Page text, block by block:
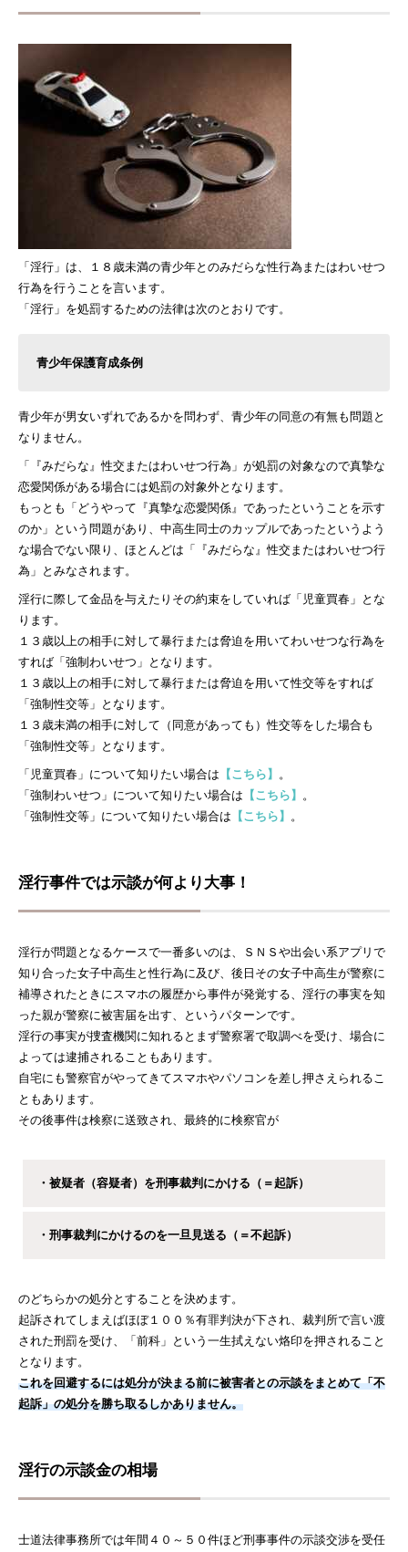
「淫行」は、１８歳未満の青少年とのみだらな性行為またはわいせつ
行為を行うことを言います。
「淫行」を処罰するための法律は次のとおりです。
青少年保護育成条例
青少年が男女いずれであるかを問わず、青少年の同意の有無も問題と
なりません。
「『みだらな』性交またはわいせつ行為」が処罰の対象なので真摯な
恋愛関係がある場合には処罰の対象外となります。
もっとも「どうやって『真摯な恋愛関係』であったということを示す
のか」という問題があり、中高生同士のカップルであったというよう
な場合でない限り、ほとんどは「『みだらな』性交またはわいせつ行
為」とみなされます。
淫行に際して金品を与えたりその約束をしていれば「児童買春」とな
ります。
１３歳以上の相手に対して暴行または脅迫を用いてわいせつな行為を
すれば「強制わいせつ」となります。
１３歳以上の相手に対して暴行または脅迫を用いて性交等をすれば
「強制性交等」となります。
１３歳未満の相手に対して（同意があっても）性交等をした場合も
「強制性交等」となります。
「児童買春」について知りたい場合は 【こちら】 。
「強制わいせつ」について知りたい場合は 【こちら】 。
「強制性交等」について知りたい場合は 【こちら】 。
淫行事件では示談が何より大事！
淫行が問題となるケースで一番多いのは、ＳＮＳや出会い系アプリで
知り合った女子中高生と性行為に及び、後日その女子中高生が警察に
補導されたときにスマホの履歴から事件が発覚する、淫行の事実を知
った親が警察に被害届を出す、というパターンです。
淫行の事実が捜査機関に知れるとまず警察署で取調べを受け、場合に
よっては逮捕されることもあります。
自宅にも警察官がやってきてスマホやパソコンを差し押さえられるこ
ともあります。
その後事件は検察に送致され、最終的に検察官が
・被疑者（容疑者）を刑事裁判にかける（＝起訴）
・刑事裁判にかけるのを一旦見送る（＝不起訴）
のどちらかの処分とすることを決めます。
起訴されてしまえばほぼ１００％有罪判決が下され、裁判所で言い渡
された刑罰を受け、「前科」という一生拭えない烙印を押されること
となります。
これを回避するには処分が決まる前に被害者との示談をまとめて「不
起訴」の処分を勝ち取るしかありません。
淫行の示談金の相場
士道法律事務所では年間４０～５０件ほど刑事事件の示談交渉を受任